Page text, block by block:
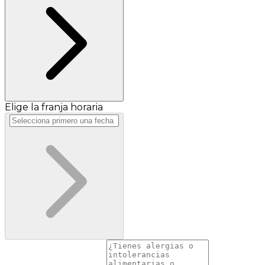
Elige la franja horaria